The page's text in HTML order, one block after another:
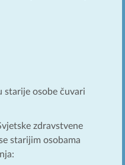
starije osobe čuvari
zdravstvene
starijim osobama